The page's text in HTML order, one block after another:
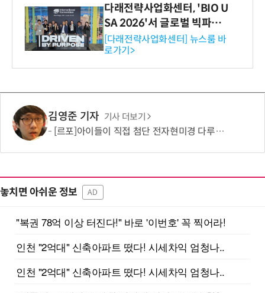
다래전략사업화센터, 'BIO U
SA 2026'서 글로벌 빅파마
와의 비즈니스 미팅 지원…K
-바이오 해외 진출 교두보 확
보
[다래전략사업화센터] 뉴스룸 바
로가기>
김영준 기자 기사 더보기
[르포]아이들이 직접 첨단 전자현미경 다루며 과학원리 체득...과학체험 제공 '주니어닥터' 현장
놓치면 아쉬운 정보 AD